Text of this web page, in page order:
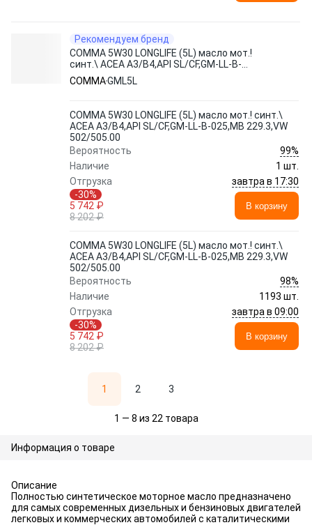
Рекомендуем бренд
COMMA 5W30 LONGLIFE (5L) масло мот.!
синт.\ ACEA A3/B4,API SL/CF,GM-LL-B-
025,MB 229.3,VW 502/505.00
COMMAGML5L
COMMA 5W30 LONGLIFE (5L) масло мот.! синт.\
ACEA A3/B4,API SL/CF,GM-LL-B-025,MB 229.3,VW
502/505.00
Вероятность
99%
Наличие
1 шт.
Отгрузка
завтра в 17:30
-30%
5 742 ₽
8 202 ₽
В корзину
COMMA 5W30 LONGLIFE (5L) масло мот.! синт.\
ACEA A3/B4,API SL/CF,GM-LL-B-025,MB 229.3,VW
502/505.00
Вероятность
98%
Наличие
1193 шт.
Отгрузка
завтра в 09:00
-30%
5 742 ₽
8 202 ₽
В корзину
1 2 3
1 — 8 из 22 товара
Информация о товаре
Описание
Полностью синтетическое моторное масло предназначено
для самых современных дизельных и бензиновых двигателей
легковых и коммерческих автомобилей с каталитическими